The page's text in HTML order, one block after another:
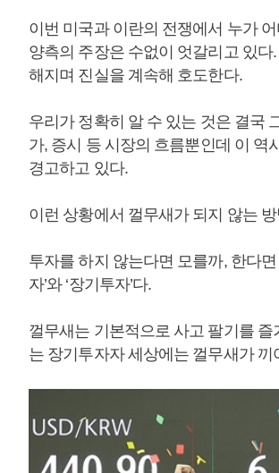
이번 미국과 이란의 전쟁에서 누가
양측의 주장은 수없이 엇갈리고 있
해지며 진실을 계속해 호도한다.
우리가 정확히 알 수 있는 것은 결국
가, 증시 등 시장의 흐름뿐인데 이 역
경고하고 있다.
이런 상황에서 껄무새가 되지 않는
투자를 하지 않는다면 모를까, 한다
자’와 ‘장기투자’다.
껄무새는 기본적으로 사고 팔기를
는 장기투자자 세상에는 껄무새가 끼